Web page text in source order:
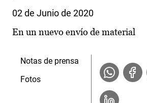
02 de Junio de 2020
En un nuevo envío de material
Notas de prensa
Fotos